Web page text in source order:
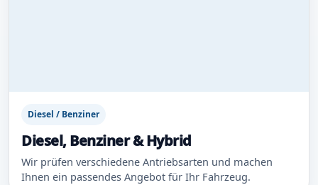
Diesel / Benziner
Diesel, Benziner & Hybrid
Wir prüfen verschiedene Antriebsarten und machen
Ihnen ein passendes Angebot für Ihr Fahrzeug.